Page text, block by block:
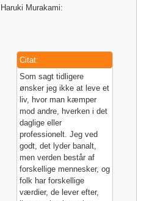
Haruki Murakami:
Citat:
Som sagt tidligere
ønsker jeg ikke at leve et
liv, hvor man kæmper
mod andre, hverken i det
daglige eller
professionelt. Jeg ved
godt, det lyder banalt,
men verden består af
forskellige mennesker, og
folk har forskellige
værdier, de lever efter,